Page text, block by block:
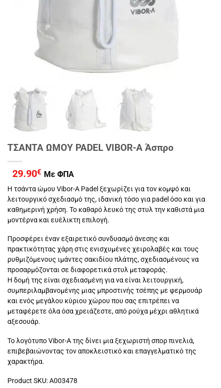
ΤΣΑΝΤΑ ΩΜΟΥ PADEL VIBOR-A Άσπρο
29.90€ Με ΦΠΑ
Η τσάντα ώμου Vibor-A Padel ξεχωρίζει για τον κομψό και
λειτουργικό σχεδιασμό της, ιδανική τόσο για padel όσο και για
καθημερινή χρήση. Το καθαρό λευκό της στυλ την καθιστά μια
μοντέρνα και ευέλικτη επιλογή.
Προσφέρει έναν εξαιρετικό συνδυασμό άνεσης και
πρακτικότητας χάρη στις ενισχυμένες χειρολαβές και τους
ρυθμιζόμενους ιμάντες σακιδίου πλάτης, σχεδιασμένους να
προσαρμόζονται σε διαφορετικά στυλ μεταφοράς.
Η δομή της είναι σχεδιασμένη για να είναι λειτουργική,
συμπεριλαμβανομένης μιας μπροστινής τσέπης με φερμουάρ
και ενός μεγάλου κύριου χώρου που σας επιτρέπει να
μεταφέρετε όλα όσα χρειάζεστε, από ρούχα μέχρι αθλητικά
αξεσουάρ.
Το λογότυπο Vibor-A της δίνει μια ξεχωριστή σπορ πινελιά,
επιβεβαιώνοντας τον αποκλειστικό και επαγγελματικό της
χαρακτήρα.
Product SKU: A003478